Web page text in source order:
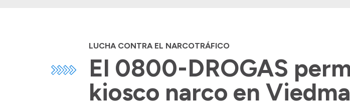
LUCHA CONTRA EL NARCOTRÁFICO
El 0800-DROGAS
kiosco narco en Viedma